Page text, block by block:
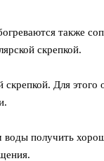
также
скрепкой.
Для этого
воды получить